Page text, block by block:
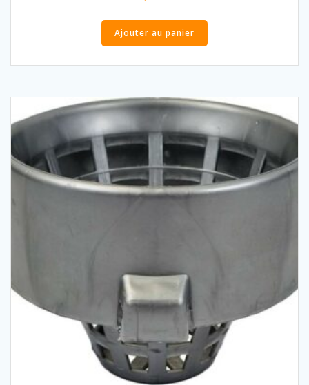
Ajouter au panier